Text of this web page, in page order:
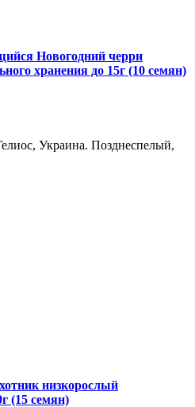
Новогодний черри
хранения до 15г (10 семян)
Украина. Позднеспелый,
низкорослый
(15 семян)